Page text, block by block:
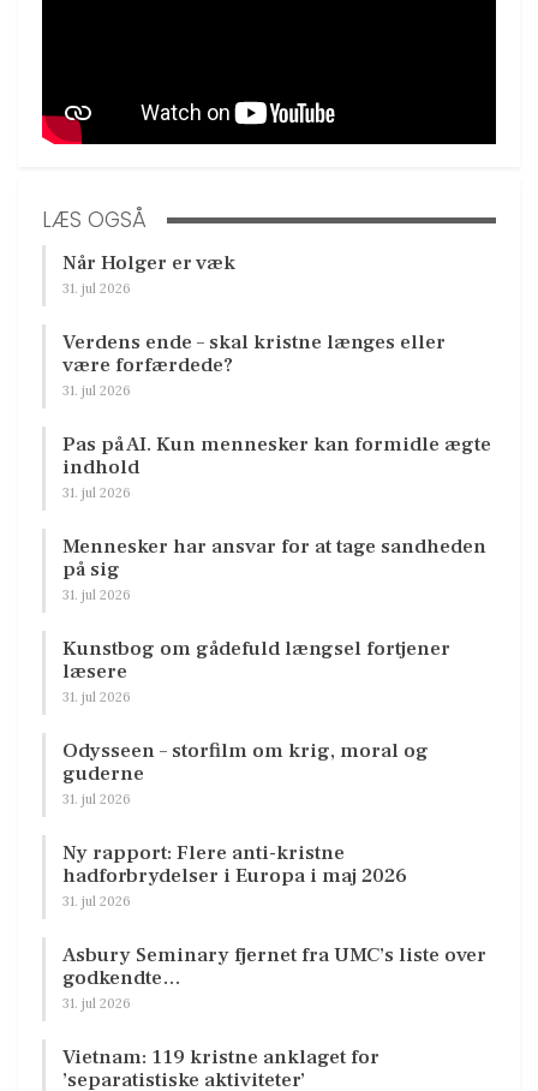
LÆS OGSÅ
Når Holger er væk
31. jul 2026
Verdens ende – skal kristne længes eller
være forfærdede?
31. jul 2026
Pas på AI. Kun mennesker kan formidle ægte
indhold
31. jul 2026
Mennesker har ansvar for at tage sandheden
på sig
31. jul 2026
Kunstbog om gådefuld længsel fortjener
læsere
31. jul 2026
Odysseen – storfilm om krig, moral og
guderne
31. jul 2026
Ny rapport: Flere anti-kristne
hadforbrydelser i Europa i maj 2026
31. jul 2026
Asbury Seminary fjernet fra UMC’s liste over
godkendte…
31. jul 2026
Vietnam: 119 kristne anklaget for
’separatistiske aktiviteter’